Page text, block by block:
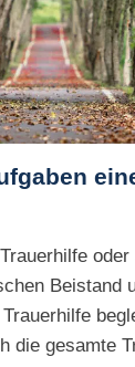
Beistand
die gesamte